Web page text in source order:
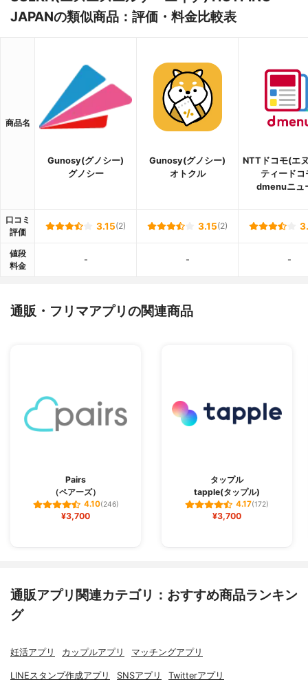
JAPANの類似商品：評価・料金比較表
商品名
Gunosy(グノシー)
グノシー
Gunosy(グノシー)
オトクル
NTTドコモ(エ
ティードコ
dmenuニュ
口コミ
評価
3.15(2) 3.15(2)
値段
料金
- - -
通販・フリマアプリの関連商品
Pairs
（ペアーズ）
4.10(246)
¥3,700
タップル
tapple(タップル)
4.17(172)
¥3,700
通販アプリ関連カテゴリ：おすすめ商品ランキン
グ
妊活アプリ カップルアプリ マッチングアプリ
LINEスタンプ作成アプリ SNSアプリ Twitterアプリ